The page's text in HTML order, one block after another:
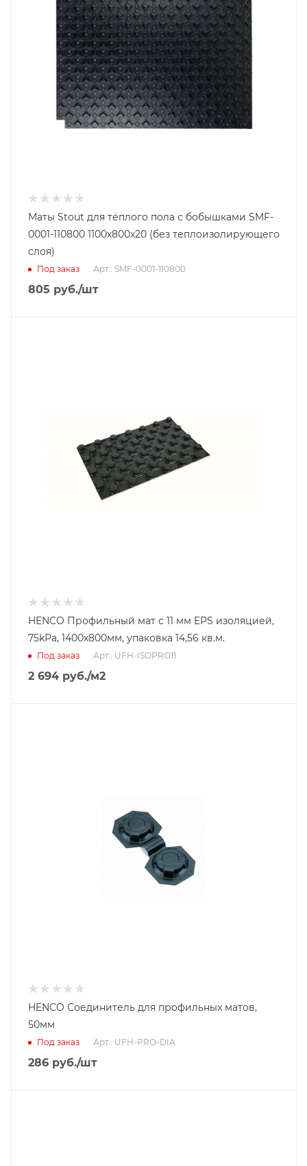
Маты Stout для тёплого пола с бобышками SMF-
0001-110800 1100x800x20 (без теплоизолирующего
слоя)
Под заказ Арт.: SMF-0001-110800
805 руб./шт
HENCO Профильный мат с 11 мм EPS изоляцией,
75kPa, 1400x800мм, упаковка 14,56 кв.м.
Под заказ Арт.: UFH-ISOPRO11
2 694 руб./м2
HENCO Соединитель для профильных матов,
50мм
Под заказ Арт.: UFH-PRO-DIA
286 руб./шт